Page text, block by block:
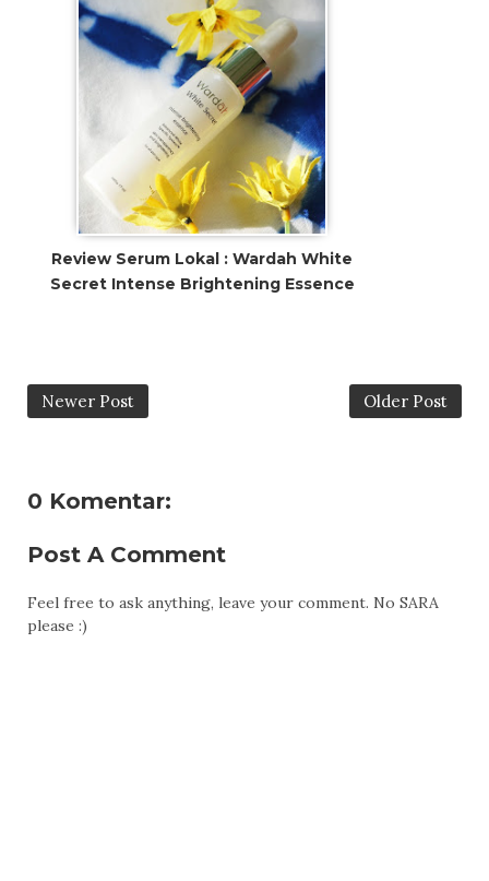
Review Serum Lokal : Wardah White
Secret Intense Brightening Essence
Newer Post Older Post
0 Komentar:
Post A Comment
Feel free to ask anything, leave your comment. No SARA
please :)